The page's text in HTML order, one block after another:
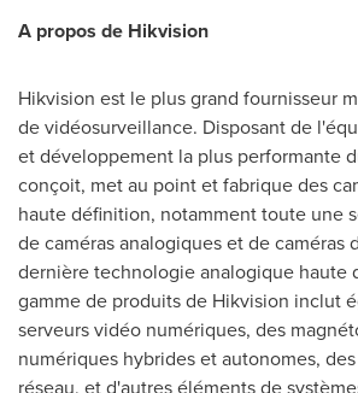
A propos de Hikvision
Hikvision est le plus grand fournisseur
de vidéosurveillance. Disposant de
et développement la plus performante
conçoit, met au point et fabrique des
haute définition, notamment toute une
de caméras analogiques et de caméras
dernière technologie analogique haute
gamme de produits de Hikvision inclut
serveurs vidéo numériques, des
numériques hybrides et autonomes,